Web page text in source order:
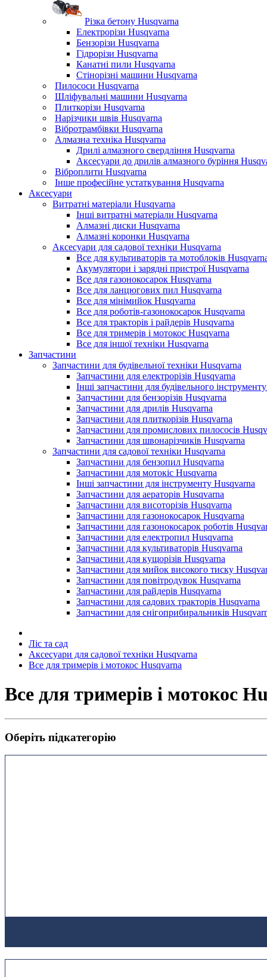
Різка бетону Husqvarna
Електрорізи Husqvarna
Бензорізи Husqvarna
Гідрорізи Husqvarna
Канатні пили Husqvarna
Стінорізні машини Husqvarna
Пилососи Husqvarna
Шліфувальні машини Husqvarna
Плиткорізи Husqvarna
Нарізчики швів Husqvarna
Вібротрамбівки Husqvarna
Алмазна техніка Husqvarna
Дрилі алмазного свердління Husqvarna
Аксесуари до дрилів алмазного буріння
Віброплити Husqvarna
Інше професійне устаткування Husqvarna
Аксесуари
Витратні матеріали Husqvarna
Інші витратні матеріали Husqvarna
Алмазні диски Husqvarna
Алмазні коронки Husqvarna
Аксесуари для садової техніки Husqvarna
Все для культиваторів та мотоблоків
Акумулятори і зарядні пристрої Husqvarna
Все для газонокосарок Husqvarna
Все для ланцюгових пил Husqvarna
Все для мінімийок Husqvarna
Все для роботів-газонокосарок Husqvarna
Все для тракторів і райдерів Husqvarna
Все для тримерів і мотокос Husqvarna
Все для іншої техніки Husqvarna
Запчастини
Запчастини для будівельної техніки Husqvarna
Запчастини для електрорізів Husqvarna
Інші запчастини для будівельного
Запчастини для бензорізів Husqvarna
Запчастини для дрилів Husqvarna
Запчастини для плиткорізів Husqvarna
Запчастини для промислових пилососів
Запчастини для швонарізчиків Husqvarna
Запчастини для садової техніки Husqvarna
Запчастини для бензопил Husqvarna
Запчастини для мотокіс Husqvarna
Інші запчастини для інструменту Husqvarna
Запчастини для аераторів Husqvarna
Запчастини для висоторізів Husqvarna
Запчастини для газонокосарок Husqvarna
Запчастини для газонокосарок роботів
Запчастини для електропил Husqvarna
Запчастини для культиваторів Husqvarna
Запчастини для кущорізів Husqvarna
Запчастини для мийок високого тиску
Запчастини для повітродувок Husqvarna
Запчастини для райдерів Husqvarna
Запчастини для садових тракторів Husqvarna
Запчастини для снігоприбиральників
Ліс та сад
Аксесуари для садової техніки Husqvarna
Все для тримерів і мотокос Husqvarna
Все для тримерів і мотокос
Оберіть підкатегорію